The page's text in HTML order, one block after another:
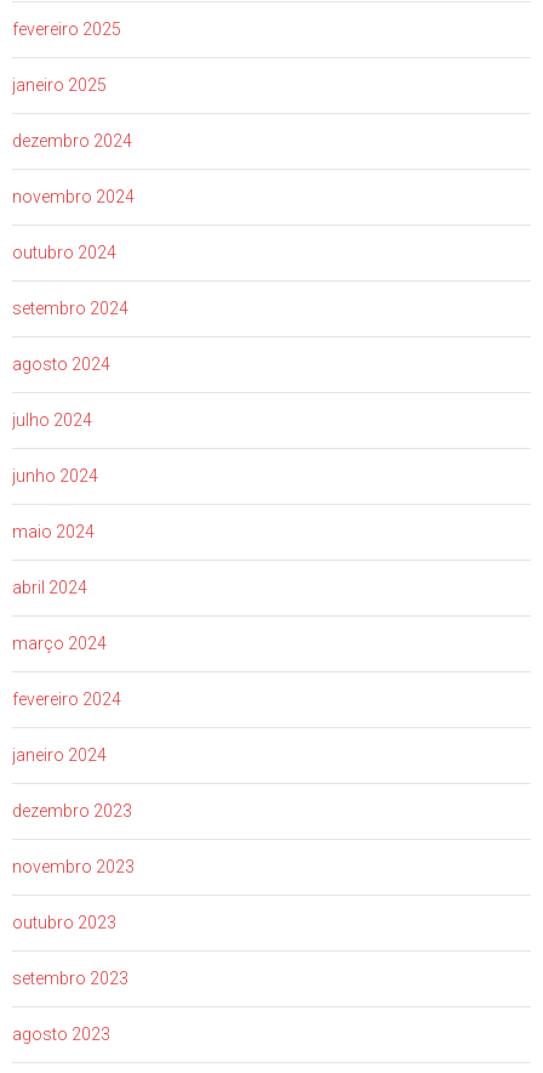
fevereiro 2025
janeiro 2025
dezembro 2024
novembro 2024
outubro 2024
setembro 2024
agosto 2024
julho 2024
junho 2024
maio 2024
abril 2024
março 2024
fevereiro 2024
janeiro 2024
dezembro 2023
novembro 2023
outubro 2023
setembro 2023
agosto 2023